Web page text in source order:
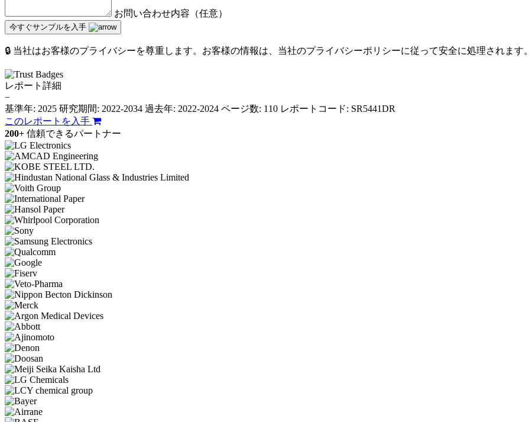
お問い合わせ内容（任意）
今すぐサンプルを入手
🔒 当社はお客様のプライバシーを尊重します。お客様の情報は、当社のプライバシーポリシーに従って安全に処理されます。
レポート詳細
−
基準年: 2025 研究期間: 2022-2034 過去年: 2022-2024 ページ数: 110 レポートコード: SR5441DR
このレポートを入手
200+ 信頼できるパートナー